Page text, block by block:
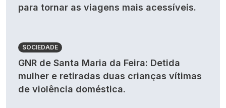
para tornar as viagens mais acessíveis.
SOCIEDADE
GNR de Santa Maria da Feira: Detida
mulher e retiradas duas crianças vítimas
de violência doméstica.